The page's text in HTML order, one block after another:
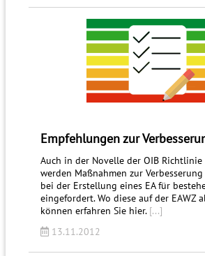
Empfehlungen zur
Auch in der Novelle der OIB Richtlinie
werden Maßnahmen zur
bei der Erstellung eines EA für
eingefordert. Wo diese auf der EAWZ
können erfahren Sie hier. [...]
13.11.2012